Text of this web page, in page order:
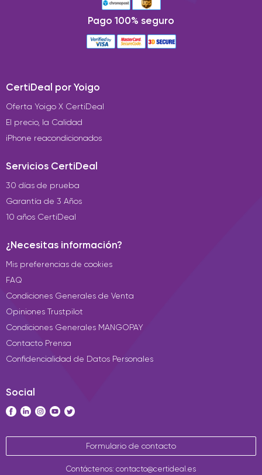
Pago 100% seguro
CertiDeal por Yoigo
Oferta Yoigo X CertiDeal
El precio, la Calidad
iPhone reacondicionados
Servicios CertiDeal
30 días de prueba
Garantía de 3 Años
10 años CertiDeal
¿Necesitas información?
Mis preferencias de cookies
FAQ
Condiciones Generales de Venta
Opiniones Trustpilot
Condiciones Generales MANGOPAY
Contacto Prensa
Confidencialidad de Datos Personales
Social
Formulario de contacto
Contáctenos: contacto@certideal.es